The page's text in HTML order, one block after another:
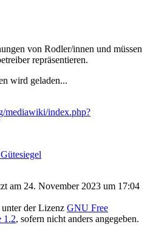
von Rodler/innen und müssen
repräsentieren.
wird geladen...
mediawiki/index.php?
am 24. November 2023 um 17:04
der Lizenz GNU Free
1.2, sofern nicht anders angegeben.